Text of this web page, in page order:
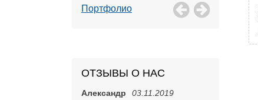
Портфолио
ОТЗЫВЫ О НАС
Александр
03.11.2019